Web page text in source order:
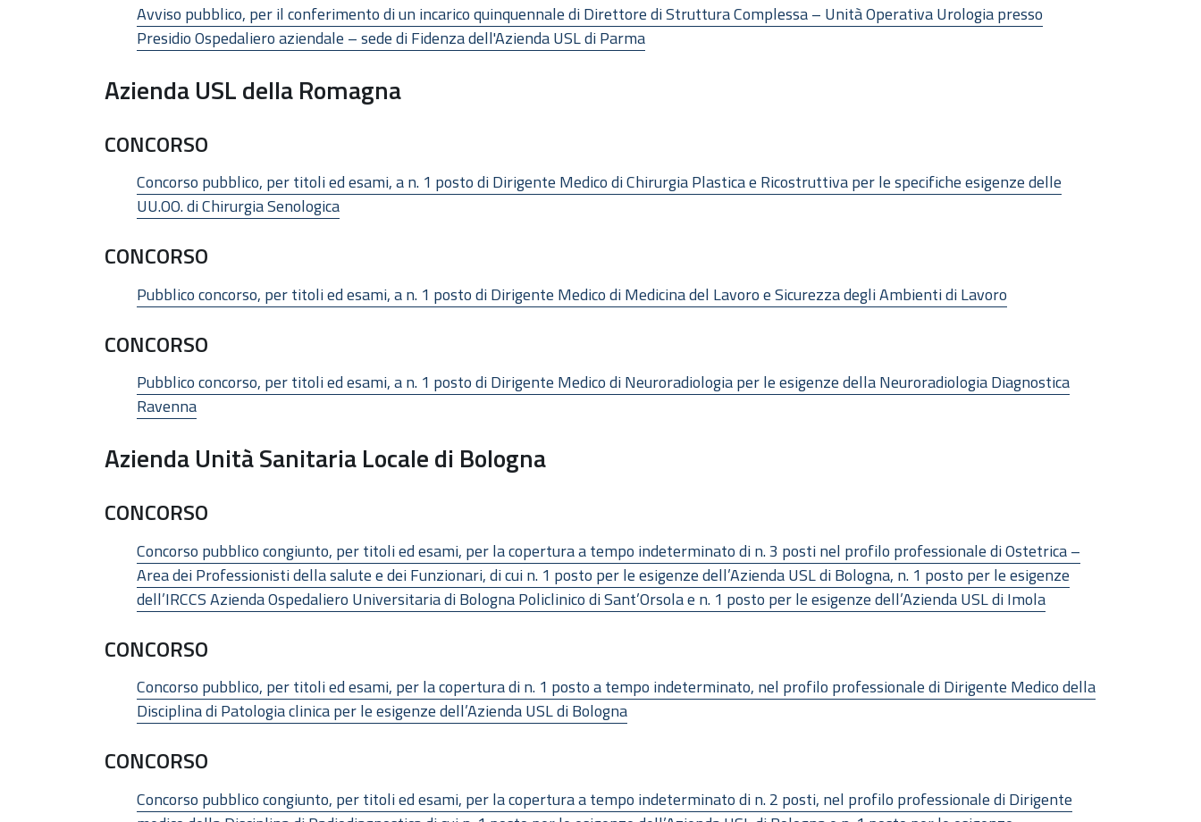
Avviso pubblico, per il conferimento di un incarico quinquennale di Direttore di Struttura Complessa – Unità Operativa Urologia presso
Presidio Ospedaliero aziendale – sede di Fidenza dell'Azienda USL di Parma
Azienda USL della Romagna
CONCORSO
Concorso pubblico, per titoli ed esami, a n. 1 posto di Dirigente Medico di Chirurgia Plastica e Ricostruttiva per le specifiche esigenze delle
UU.OO. di Chirurgia Senologica
CONCORSO
Pubblico concorso, per titoli ed esami, a n. 1 posto di Dirigente Medico di Medicina del Lavoro e Sicurezza degli Ambienti di Lavoro
CONCORSO
Pubblico concorso, per titoli ed esami, a n. 1 posto di Dirigente Medico di Neuroradiologia per le esigenze della Neuroradiologia Diagnostica
Ravenna
Azienda Unità Sanitaria Locale di Bologna
CONCORSO
Concorso pubblico congiunto, per titoli ed esami, per la copertura a tempo indeterminato di n. 3 posti nel profilo professionale di Ostetrica –
Area dei Professionisti della salute e dei Funzionari, di cui n. 1 posto per le esigenze dell’Azienda USL di Bologna, n. 1 posto per le esigenze
dell’IRCCS Azienda Ospedaliero Universitaria di Bologna Policlinico di Sant’Orsola e n. 1 posto per le esigenze dell’Azienda USL di Imola
CONCORSO
Concorso pubblico, per titoli ed esami, per la copertura di n. 1 posto a tempo indeterminato, nel profilo professionale di Dirigente Medico della
Disciplina di Patologia clinica per le esigenze dell’Azienda USL di Bologna
CONCORSO
Concorso pubblico congiunto, per titoli ed esami, per la copertura a tempo indeterminato di n. 2 posti, nel profilo professionale di Dirigente